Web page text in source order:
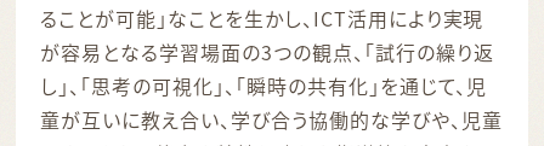
ることが可能」なことを生かし、ICT活用により実現
が容易となる学習場面の3つの観点、「試行の繰り返
し」、「思考の可視化」、「瞬時の共有化」を通じて、児
童が互いに教え合い、学び合う協働的な学びや、児童